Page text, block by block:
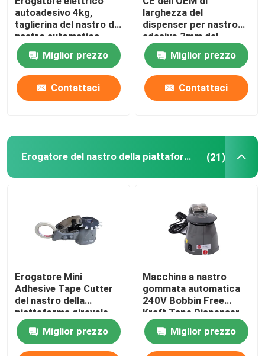
Erogatore dell'acqua dell'animale domestico
Micro macchina della bolla per i cani
autoadesivo 4kg,
taglierina del nastro di
nastro automatica
dell'OEM
Miglior prezzo
Contattaci
larghezza del
dispenser per nastro
adesivo 3mm del
nastro del carosello
110V Miglior prezzo
Contattaci
Erogatore del nastro della piattaforma girevole (21)
Erogatore Mini
Adhesive Tape Cutter
del nastro della
piattaforma girevole
della scuola dell'ufficio
Miglior prezzo
Macchina a nastro
gommata automatica
240V Bobbin Free
Kraft Tape Dispenser
Miglior prezzo